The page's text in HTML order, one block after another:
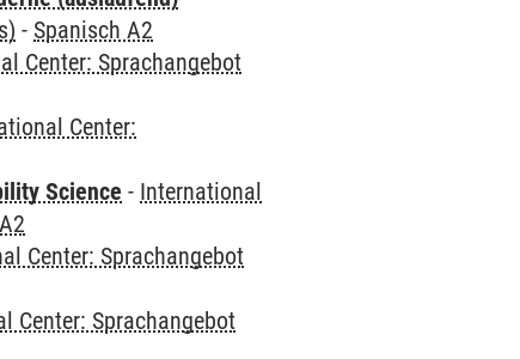
- Spanisch A2
Center: Sprachangebot
Center:
Science - International
Center: Sprachangebot
Center: Sprachangebot